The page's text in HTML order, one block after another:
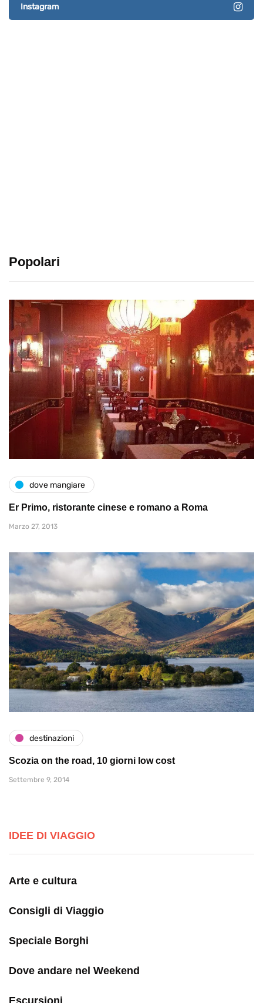
Instagram
Popolari
dove mangiare
Er Primo, ristorante cinese e romano a Roma
Marzo 27, 2013
destinazioni
Scozia on the road, 10 giorni low cost
Settembre 9, 2014
IDEE DI VIAGGIO
Arte e cultura
Consigli di Viaggio
Speciale Borghi
Dove andare nel Weekend